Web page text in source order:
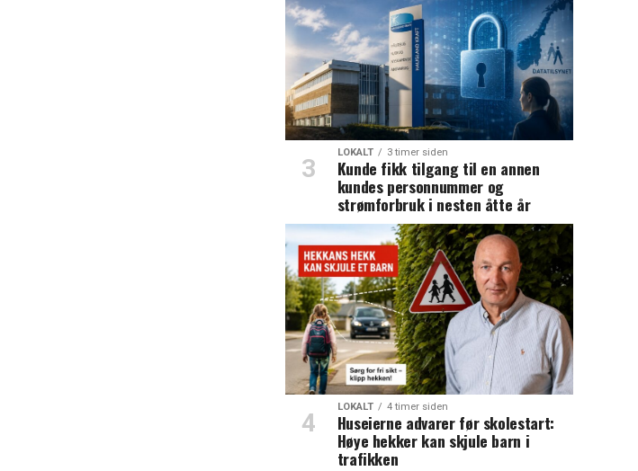
LOKALT 3 timer siden
Kunde fikk tilgang til en annen
kundes personnummer og
strømforbruk i nesten åtte år
LOKALT 4 timer siden
Huseierne advarer før skolestart:
Høye hekker kan skjule barn i
trafikken